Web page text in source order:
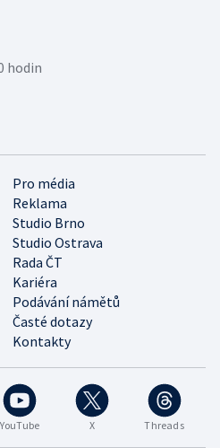
YouTube X Threads
Pro média
Reklama
Studio Brno
Studio Ostrava
Rada ČT
Kariéra
Podávání námětů
Časté dotazy
Kontakty
hodin